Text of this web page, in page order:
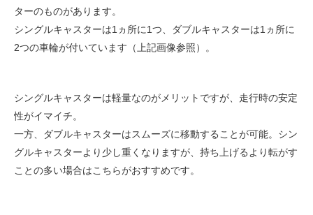
ターのものがあります。
シングルキャスターは1ヵ所に1つ、ダブルキャスターは1ヵ所に
2つの車輪が付いています（上記画像参照）。
シングルキャスターは軽量なのがメリットですが、走行時の安定
性がイマイチ。
一方、ダブルキャスターはスムーズに移動することが可能。シン
グルキャスターより少し重くなりますが、持ち上げるより転がす
ことの多い場合はこちらがおすすめです。